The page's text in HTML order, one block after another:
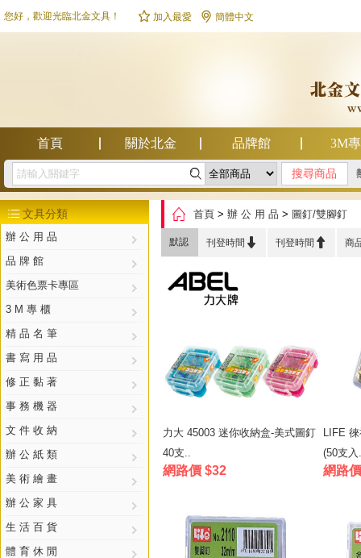
您好，歡迎光臨北金文具！  加入最愛  簡體中文
首頁 關於北金 品牌館 3M
幫助中心 
文具分類
辦 公 用 品
品 牌 館
美術色票卡專區
3 M 專 櫃
精 品 名 筆
書 寫 用 品
修 正 黏 著
事 務 機 器
文 件 收 納
辦 公 紙 類
美 術 繪 畫
辦 公 家 具
生 活 百 貨
體 育 休 閒
 首頁 > 辦 公 用 品 > 圖釘/雙腳釘
默認 刊登時間  刊登時間  商
力大 45003 迷你收納盒-美式圖釘
40支..
網路價 $32
LIFE
(50支入
網路